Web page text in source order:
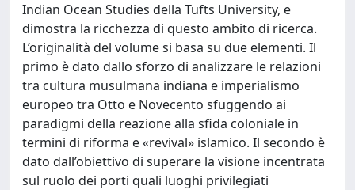
Indian Ocean Studies della Tufts University, e
dimostra la ricchezza di questo ambito di ricerca.
L’originalità del volume si basa su due elementi. Il
primo è dato dallo sforzo di analizzare le relazioni
tra cultura musulmana indiana e imperialismo
europeo tra Otto e Novecento sfuggendo ai
paradigmi della reazione alla sfida coloniale in
termini di riforma e «revival» islamico. Il secondo è
dato dall’obiettivo di superare la visione incentrata
sul ruolo dei porti quali luoghi privilegiati